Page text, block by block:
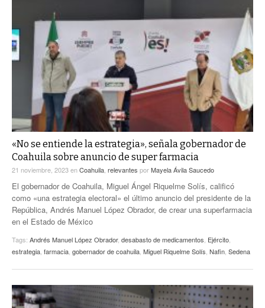
«No se entiende la estrategia», señala gobernador de
Coahuila sobre anuncio de super farmacia
21 noviembre, 2023enCoahuila relevantes porMayela Ávila Saucedo
El gobernador de Coahuila, Miguel Ángel Riquelme Solís, calificó
como «una estrategia electoral» el último anuncio del presidente de la
República, Andrés Manuel López Obrador, de crear una superfarmacia
en el Estado de México
Tags: Andrés Manuel López Obrador, desabasto de medicamentos Ejército
estrategia farmacia gobernador de coahuila Miguel Riquelme Solís Nafin Sedena